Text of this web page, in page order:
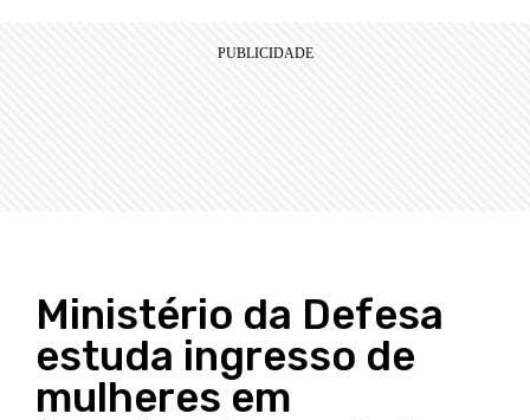
Ministério da Defesa
estuda ingresso de
mulheres em